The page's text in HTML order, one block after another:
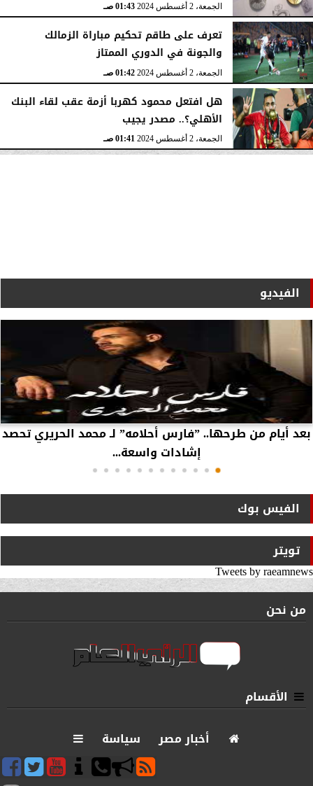
الجمعة، 2 أغسطس 2024 01:43 صـ
تعرف على طاقم تحكيم مباراة الزمالك
والجونة في الدوري الممتاز
الجمعة، 2 أغسطس 2024 01:42 صـ
هل افتعل محمود كهربا أزمة عقب لقاء البنك
الأهلي؟.. مصدر يجيب
الجمعة، 2 أغسطس 2024 01:41 صـ
الفيديو
بعد أيام من طرحها.. ”فارس أحلامه” لـ محمد الحريري تحصد
إشادات واسعة...
الفيس بوك
تويتر
Tweets by raeamnews
من نحن
الأقسام
أخبار مصر
سياسة